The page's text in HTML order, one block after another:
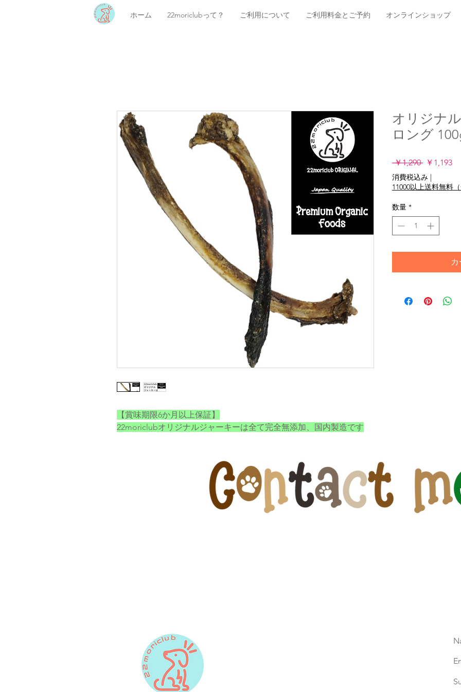
ホーム 22moriclubって？ ご利用について ご利用料金とご予約 オンラインショップ
【賞味期限6か月以上保証】
22moriclubオリジナルジャーキーは全て完全無添加、国内製造です
オリジナ
ロング
￥1,290 通
常
価
￥1,193セ
ル
価
消費税込み |
11000以上送料無料
数量 *